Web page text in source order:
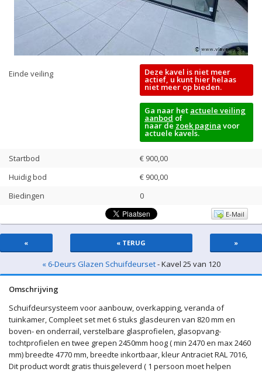
Einde veiling Deze kavel is niet meer
actief, u kunt hier helaas
niet meer op bieden.
Ga naar het actuele veiling
aanbod of
naar de zoek pagina voor
actuele kavels.
Startbod
€ 900,00
Huidig bod
€ 900,00
Biedingen
0
E-Mail
« « TERUG »
« 6-Deurs Glazen Schuifdeurset- Kavel 25 van 120
Omschrijving
Schuifdeursysteem voor aanbouw, overkapping, veranda of
tuinkamer, Compleet set met 6 stuks glasdeuren van 820 mm en
boven- en onderrail, verstelbare glasprofielen, glasopvang-
tochtprofielen en twee grepen 2450mm hoog ( min 2470 en max 2460
mm) breedte 4770 mm, breedte inkortbaar, kleur Antraciet RAL 7016,
Dit product wordt gratis thuisgeleverd ( 1 persoon moet helpen